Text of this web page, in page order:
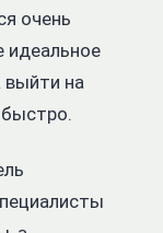
очень
идеальное
выйти на